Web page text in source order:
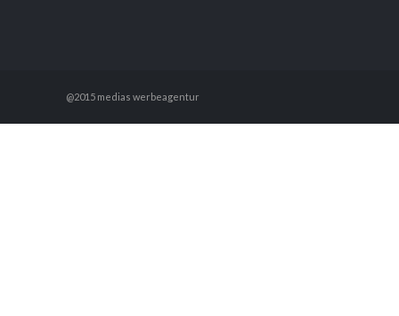
@2015 medias werbeagentur